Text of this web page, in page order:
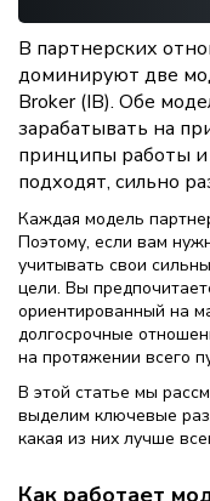
В партнерских
доминируют две
Broker (IB). Обе
зарабатывать на
принципы работы
подходят, сильно
Каждая модель
Поэтому, если вам
учитывать свои
цели. Вы
ориентированный на
долгосрочные
на протяжении всего
В этой статье мы
выделим ключевые
какая из них лучше
Как работает